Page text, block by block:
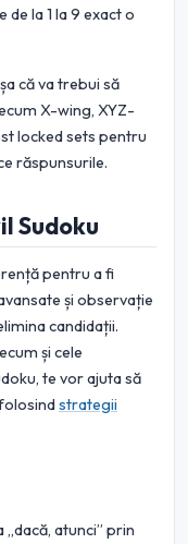
la 1 la 9 exact o
că va trebui să
X-wing, XYZ-
locked sets pentru
răspunsurile.
Sudoku
pentru a fi
și observație
candidații.
și cele
te vor ajuta să
strategii
atunci” prin